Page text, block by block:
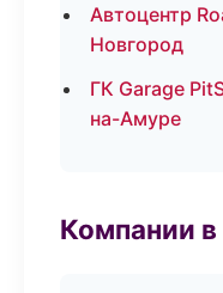
Автоцентр
Новгород
ГК Garage
на-Амуре
Компании в